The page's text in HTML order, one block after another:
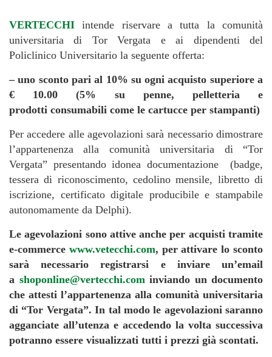
VERTECCHI intende riservare a tutta la comunità
universitaria di Tor Vergata e ai dipendenti del
Policlinico Universitario la seguente offerta:
– uno sconto pari al 10% su ogni acquisto superiore a
€ 10.00 (5% su penne, pelletteria e
prodotti consumabili come le cartucce per stampanti)
Per accedere alle agevolazioni sarà necessario dimostrare
l’appartenenza alla comunità universitaria di “Tor
Vergata” presentando idonea documentazione (badge,
tessera di riconoscimento, cedolino mensile, libretto di
iscrizione, certificato digitale producibile e stampabile
autonomamente da Delphi).
Le agevolazioni sono attive anche per acquisti tramite
e-commerce www.vetecchi.com, per attivare lo sconto
sarà necessario registrarsi e inviare un’email
a shoponline@vertecchi.com inviando un documento
che attesti l’appartenenza alla comunità universitaria
di “Tor Vergata”. In tal modo le agevolazioni saranno
agganciate all’utenza e accedendo la volta successiva
potranno essere visualizzati tutti i prezzi già scontati.